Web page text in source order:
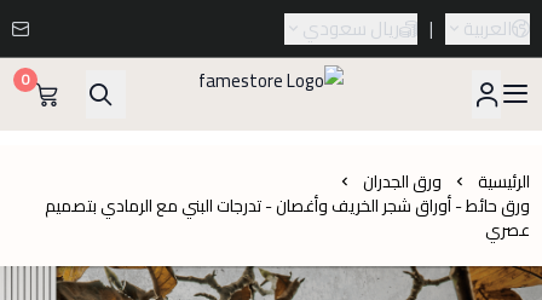
العربية | ريال سعودي
0
الرئيسية ورق الجدران
ورق حائط - أوراق شجر الخريف وأغصان - تدرجات البني مع الرمادي بتصميم
عصري